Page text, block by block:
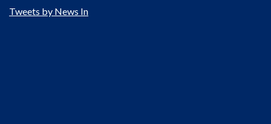
Tweets by News In